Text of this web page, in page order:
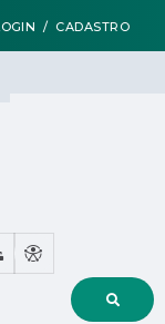
/ CADASTRO